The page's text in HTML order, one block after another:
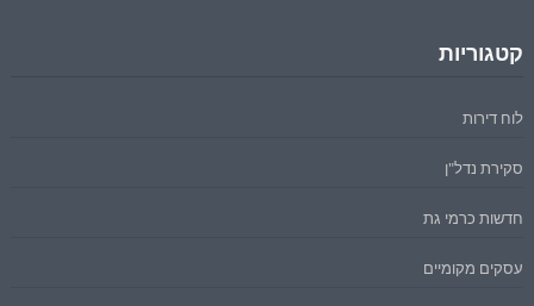
קטגוריות
לוח דירות
סקירת נדל"ן
חדשות כרמי גת
עסקים מקומיים